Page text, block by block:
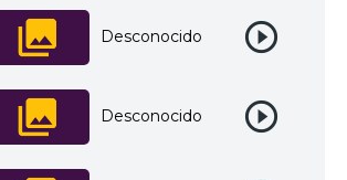
Desconocido
Desconocido